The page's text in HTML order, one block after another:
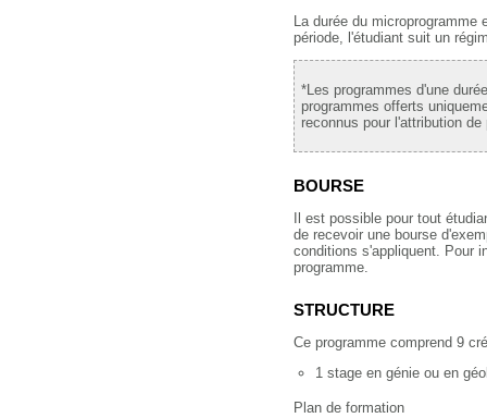
La durée du
période, l'étudiant suit un
*Les programmes d'une
programmes offerts
reconnus pour l'attribution
BOURSE
Il est possible pour tout
de recevoir une bourse
conditions s'appliquent. Pour
programme.
STRUCTURE
Ce programme comprend 9
1 stage en génie ou en
Plan de formation